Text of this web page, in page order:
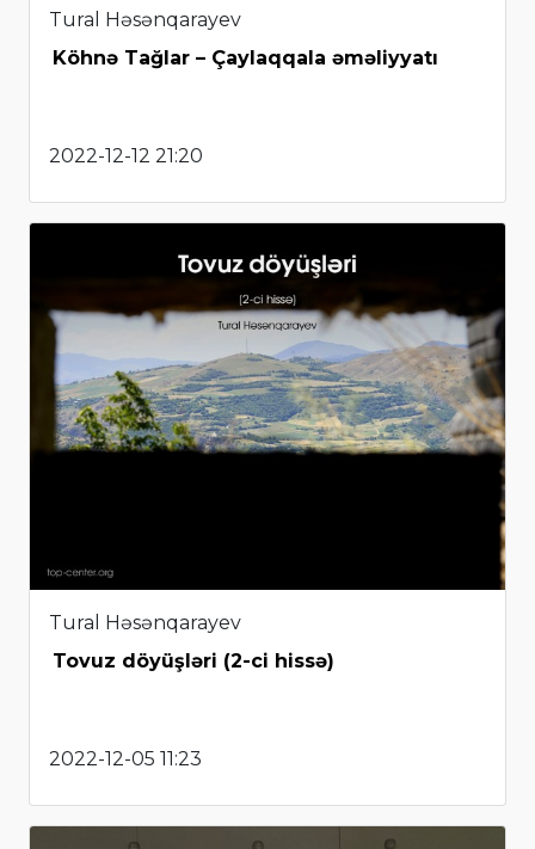
Tural Həsənqarayev
Köhnə Tağlar – Çaylaqqala əməliyyatı
2022-12-12 21:20
Tural Həsənqarayev
Tovuz döyüşləri (2-ci hissə)
2022-12-05 11:23